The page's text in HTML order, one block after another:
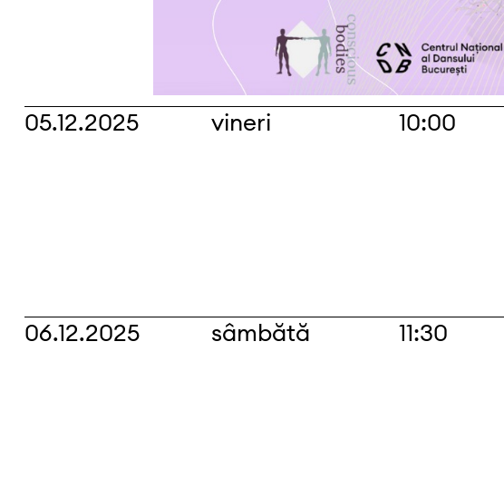
05.12.2025 vineri 10:00
06.12.2025 sâmbătă 11:30